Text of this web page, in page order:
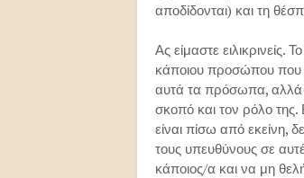
αποδίδονται) και τη
Ας είμαστε ειλικρινείς.
κάποιου προσώπου που
αυτά τα πρόσωπα, αλλά
σκοπό και τον ρόλο
είναι πίσω από εκείνη,
τους υπευθύνους σε
κάποιος/α και να μη